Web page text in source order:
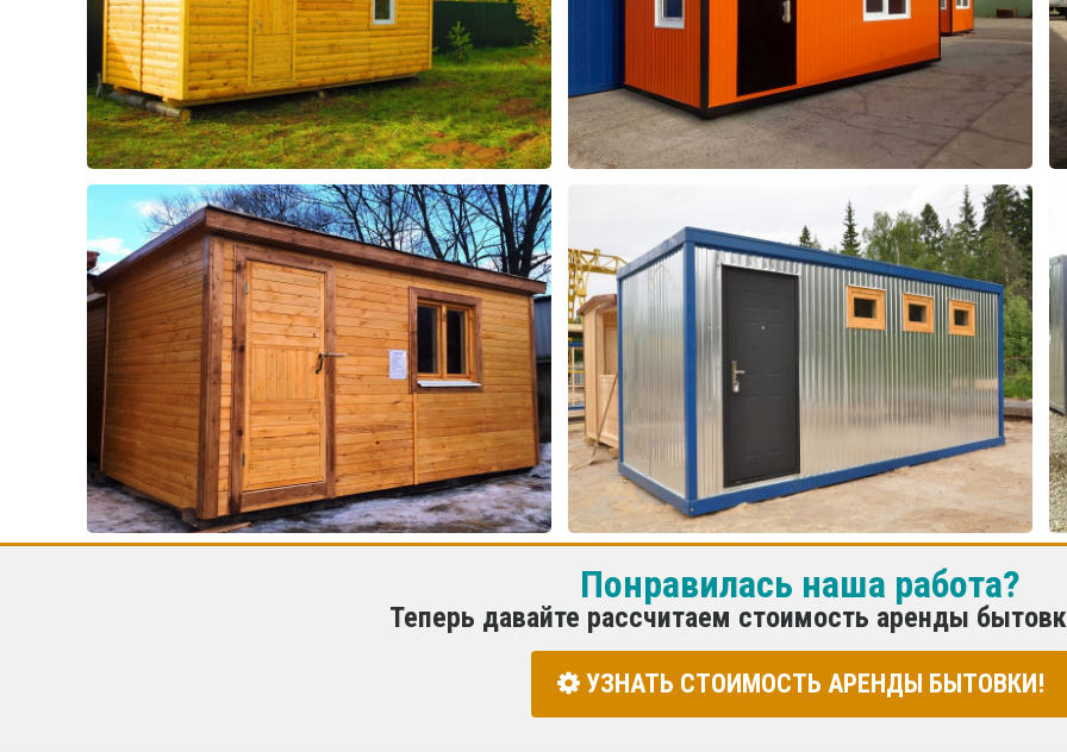
Понравилась наша работа?
Теперь давайте рассчитаем стоимость аренды
УЗНАТЬ СТОИМОСТЬ АРЕНДЫ БЫТОВКИ!